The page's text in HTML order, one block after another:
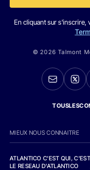
En cliquant sur s'inscrire,
© 2026 Talmont
MIEUX NOUS CONNAITRE
ATLANTICO C'EST QUI,
LE RESEAU D'ATLANTICO